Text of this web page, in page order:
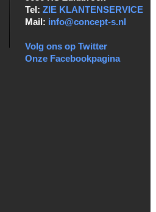
Tel: ZIE KLANTENSERVICE
Mail: info@concept-s.nl
Volg ons op Twitter
Onze Facebookpagina